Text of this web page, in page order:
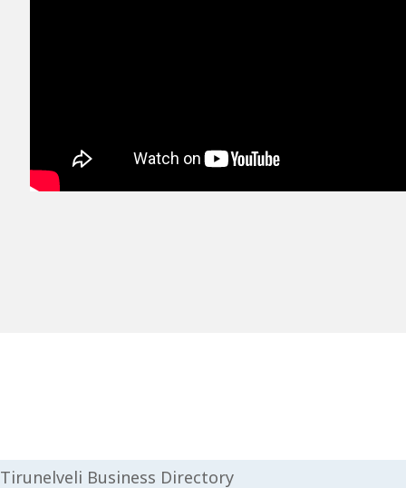
Tirunelveli Business Directory